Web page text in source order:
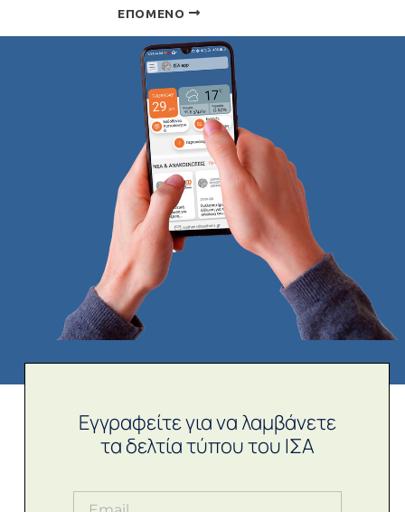
ΕΠΌΜΕΝΟ
Εγγραφείτε για να λαμβάνετε
τα δελτία τύπου του ΙΣΑ